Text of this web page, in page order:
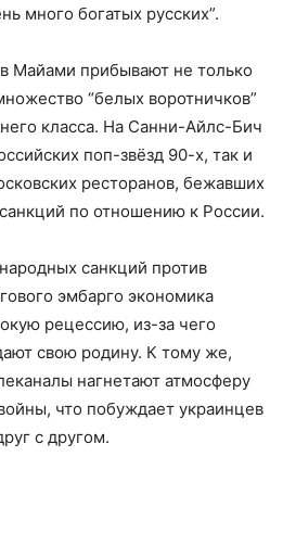
много богатых русских”.
Майами прибывают не только
“белых воротничков”
класса. На Санни-Айлс-Бич
поп-звёзд 90-х, так и
ресторанов, бежавших
по отношению к России.
санкций против
эмбарго экономика
рецессию, из-за чего
свою родину. К тому же,
нагнетают атмосферу
что побуждает украинцев
с другом.